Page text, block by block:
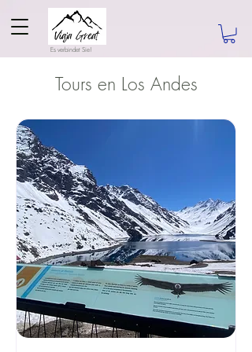
Es verbindet Sie!
Tours en Los Andes